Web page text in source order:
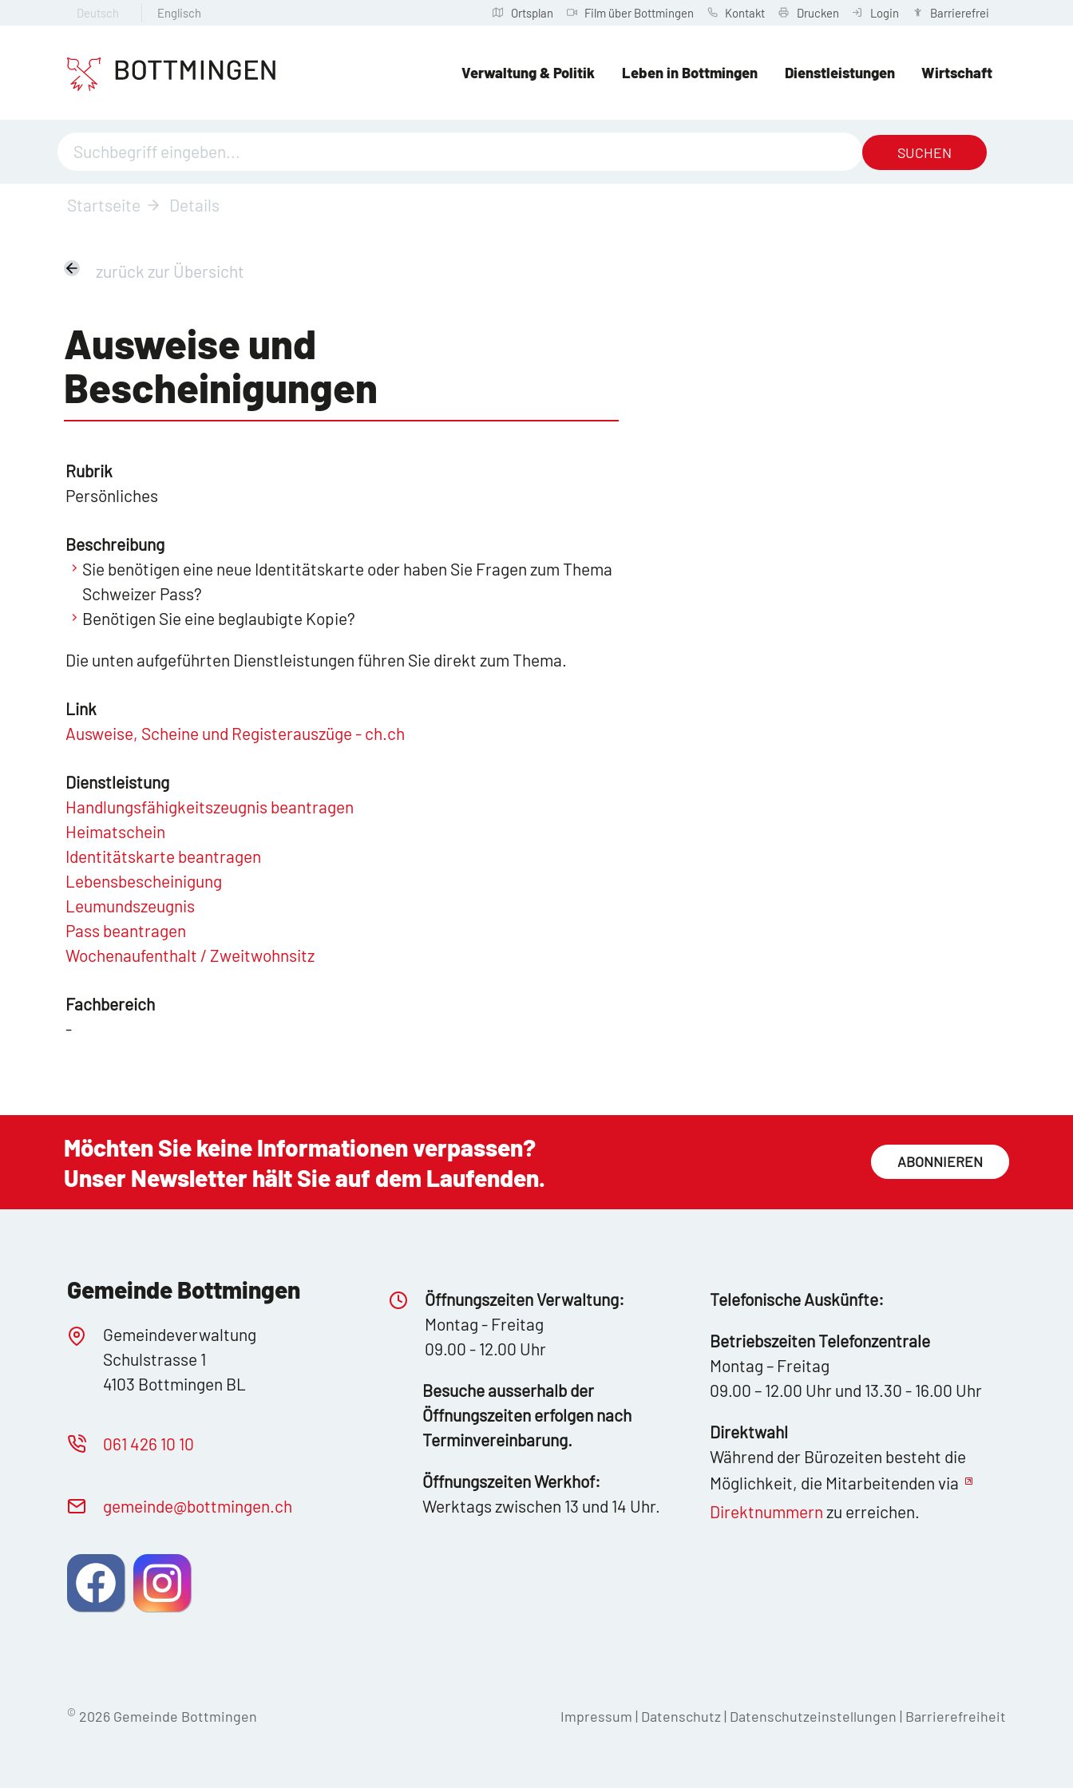
Deutsch Englisch Ortsplan Film über Bottmingen Kontakt Drucken Login Barrierefrei
Verwaltung & Politik Leben in Bottmingen Dienstleistungen Wirtschaft
SUCHEN
Startseite Details
zurück zur Übersicht
Ausweise und
Bescheinigungen
Rubrik
Persönliches
Beschreibung
Sie benötigen eine neue Identitätskarte oder haben Sie Fragen zum Thema
Schweizer Pass?
Benötigen Sie eine beglaubigte Kopie?
Die unten aufgeführten Dienstleistungen führen Sie direkt zum Thema.
Link
Ausweise, Scheine und Registerauszüge - ch.ch
Dienstleistung
Handlungsfähigkeitszeugnis beantragen
Heimatschein
Identitätskarte beantragen
Lebensbescheinigung
Leumundszeugnis
Pass beantragen
Wochenaufenthalt / Zweitwohnsitz
Fachbereich
-
Möchten Sie keine Informationen verpassen?
Unser Newsletter hält Sie auf dem Laufenden.
ABONNIEREN
Gemeinde Bottmingen
Gemeindeverwaltung
Schulstrasse 1
4103 Bottmingen BL
061 426 10 10
g m nd b ttm ng n ch
Öffnungszeiten Verwaltung:
Montag - Freitag
09.00 - 12.00 Uhr
Besuche ausserhalb der
Öffnungszeiten erfolgen nach
Terminvereinbarung.
Öffnungszeiten Werkhof:
Werktags zwischen 13 und 14 Uhr.
Telefonische Auskünfte:
Betriebszeiten Telefonzentrale
Montag – Freitag
09.00 – 12.00 Uhr und 13.30 - 16.00 Uhr
Direktwahl
Während der Bürozeiten besteht die
Möglichkeit, die Mitarbeitenden via
Direktnummern zu erreichen.
© 2026 Gemeinde Bottmingen Impressum | Datenschutz | Datenschutzeinstellungen | Barrierefreiheit